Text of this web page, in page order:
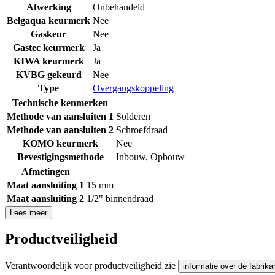
Afwerking
Onbehandeld
Belgaqua keurmerk Nee
Gaskeur
Nee
Gastec keurmerk
Ja
KIWA keurmerk
Ja
KVBG gekeurd
Nee
Type
Overgangskoppeling
Technische kenmerken
Methode van aansluiten 1 Solderen
Methode van aansluiten 2 Schroefdraad
KOMO keurmerk
Nee
Bevestigingsmethode
Inbouw, Opbouw
Afmetingen
Maat aansluiting 1 15 mm
Maat aansluiting 2 1/2" binnendraad
Lees meer
Productveiligheid
Verantwoordelijk voor productveiligheid zie informatie over de